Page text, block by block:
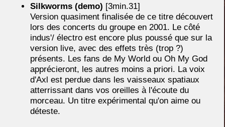
Silkworms (demo) [3min.31]
Version quasiment finalisée de ce titre découvert
lors des concerts du groupe en 2001. Le côté
indus'/ électro est encore plus poussé que sur la
version live, avec des effets très (trop ?)
présents. Les fans de My World ou Oh My God
apprécieront, les autres moins a priori. La voix
d'Axl est perdue dans les vaisseaux spatiaux
atterrissant dans vos oreilles à l'écoute du
morceau. Un titre expérimental qu'on aime ou
déteste.